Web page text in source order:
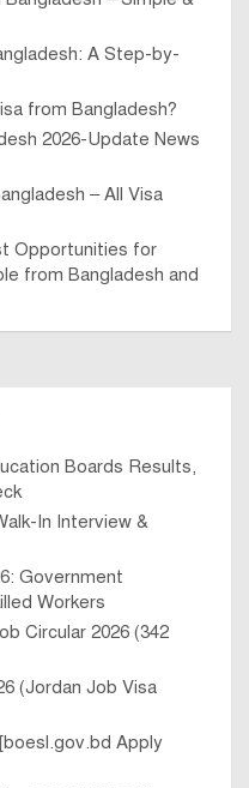
A Step-by-
from Bangladesh?
2026-Update News
– All Visa
Opportunities for
from Bangladesh and
Boards Results,
In Interview &
Government
Workers
Circular 2026 (342
(Jordan Job Visa
Apply